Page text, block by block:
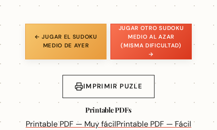
← JUGAR EL SUDOKU
MEDIO DE AYER
JUGAR OTRO SUDOKU
MEDIO AL AZAR
(MISMA DIFICULTAD)
→
IMPRIMIR PUZLE
Printable PDFs
Printable PDF — Muy fácilPrintable PDF — Fácil